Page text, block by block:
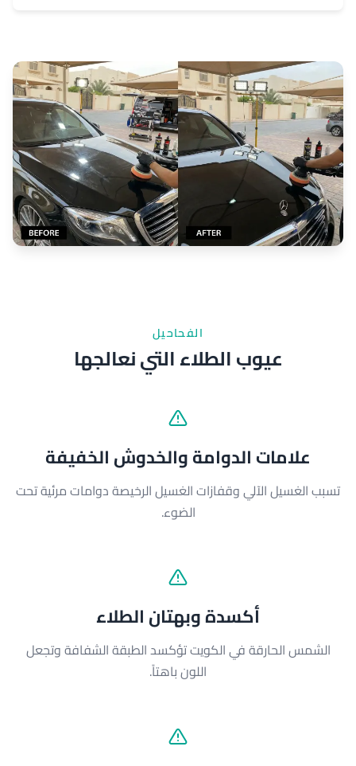
الفحاحيل
عيوب الطلاء التي نعالجها
علامات الدوامة والخدوش الخفيفة
تسبب الغسيل الآلي وقفازات الغسيل الرخيصة دوامات مرئية تحت
الضوء.
أكسدة وبهتان الطلاء
الشمس الحارقة في الكويت تؤكسد الطبقة الشفافة وتجعل
اللون باهتاً.